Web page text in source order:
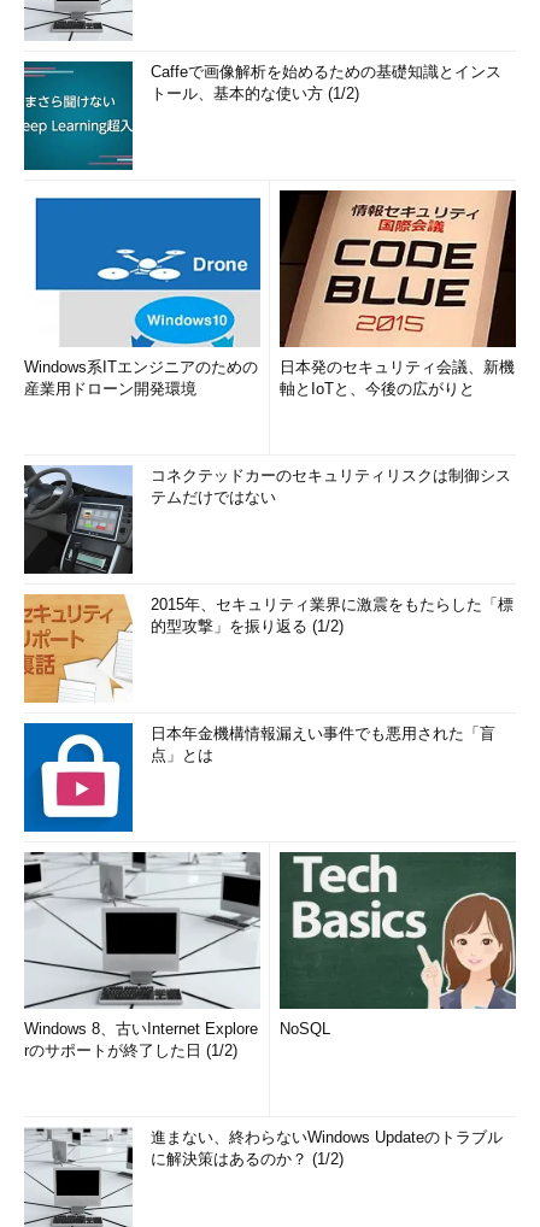
Caffeで画像解析を始めるための基礎知識とインス
トール、基本的な使い方 (1/2)
Windows系ITエンジニアのための
産業用ドローン開発環境
日本発のセキュリティ会議、新機
軸とIoTと、今後の広がりと
コネクテッドカーのセキュリティリスクは制御シス
テムだけではない
2015年、セキュリティ業界に激震をもたらした「標
的型攻撃」を振り返る (1/2)
日本年金機構情報漏えい事件でも悪用された「盲
点」とは
Windows 8、古いInternet Explore
rのサポートが終了した日 (1/2)
NoSQL
進まない、終わらないWindows Updateのトラブル
に解決策はあるのか？ (1/2)